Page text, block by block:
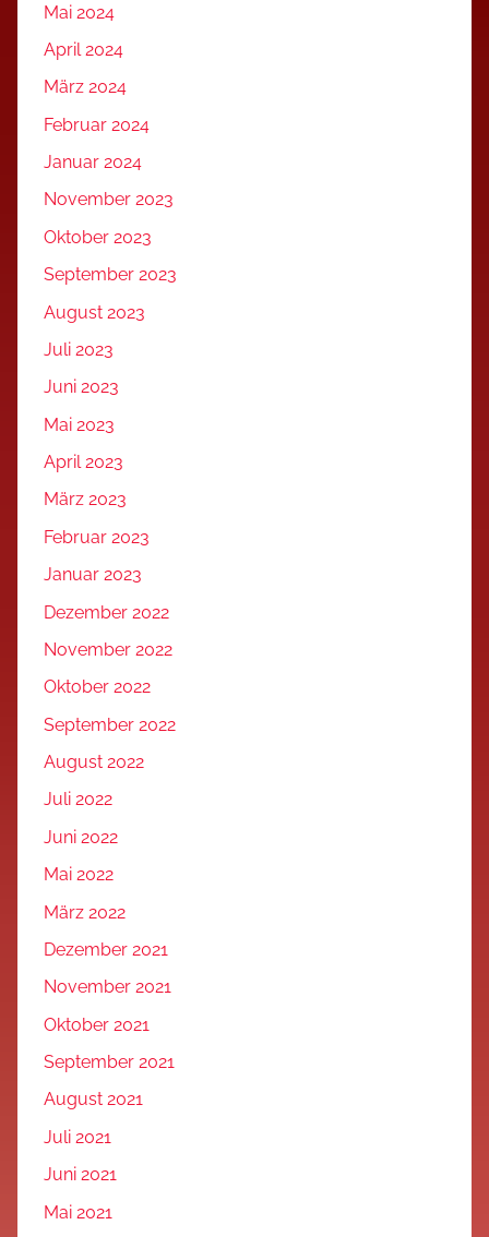
Mai 2024
April 2024
März 2024
Februar 2024
Januar 2024
November 2023
Oktober 2023
September 2023
August 2023
Juli 2023
Juni 2023
Mai 2023
April 2023
März 2023
Februar 2023
Januar 2023
Dezember 2022
November 2022
Oktober 2022
September 2022
August 2022
Juli 2022
Juni 2022
Mai 2022
März 2022
Dezember 2021
November 2021
Oktober 2021
September 2021
August 2021
Juli 2021
Juni 2021
Mai 2021